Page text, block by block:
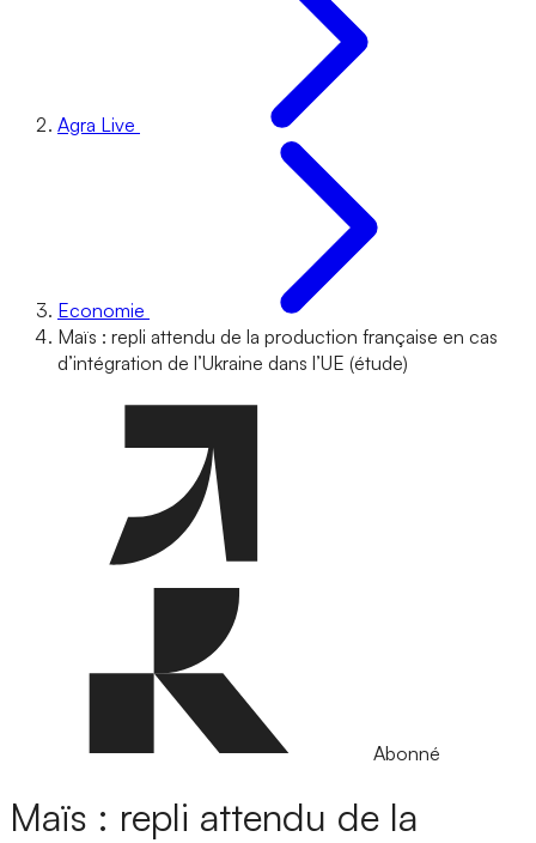
Agra Live
Economie
Maïs : repli attendu de la production française en cas
d’intégration de l’Ukraine dans l’UE (étude)
Abonné
Maïs : repli attendu de la